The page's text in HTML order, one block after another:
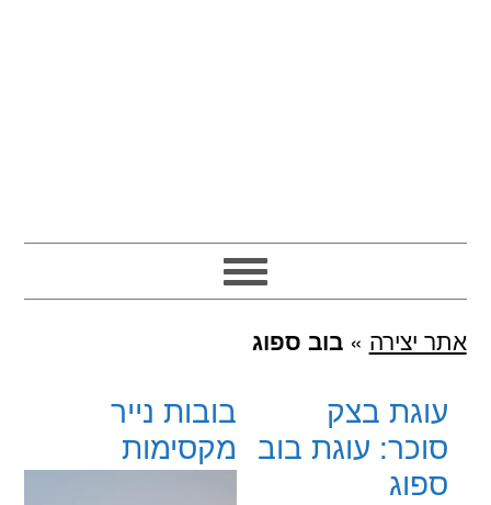
אתר יצירה »בוב ספוג
בובות נייר
מקסימות
עוגת בצק
סוכר: עוגת בוב
ספוג